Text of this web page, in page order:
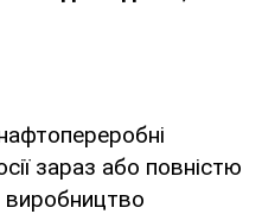
зараз або повністю
виробництво